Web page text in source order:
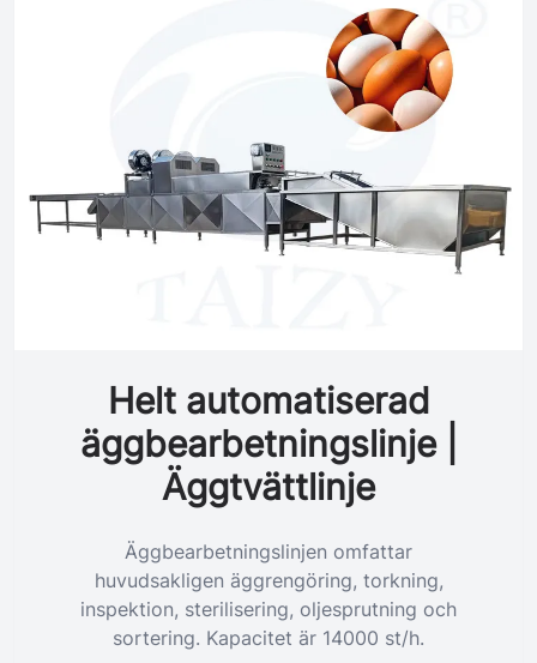
Helt automatiserad
äggbearbetningslinje |
Äggtvättlinje
Äggbearbetningslinjen omfattar
huvudsakligen äggrengöring, torkning,
inspektion, sterilisering, oljesprutning och
sortering. Kapacitet är 14000 st/h.